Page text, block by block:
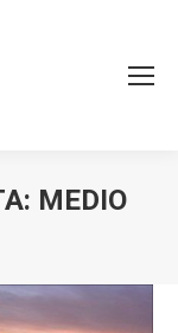
MEDIO